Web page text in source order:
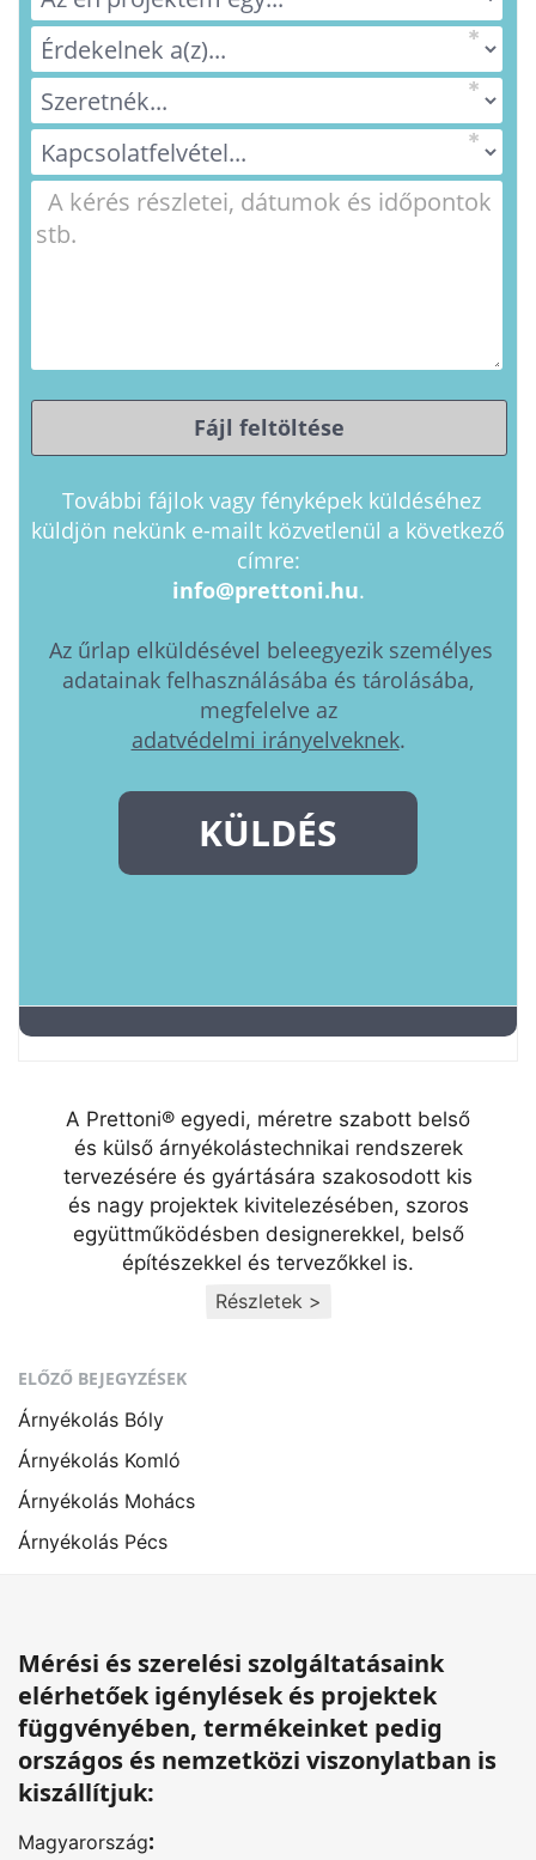
A Prettoni® egyedi, méretre szabott belső
és külső árnyékolástechnikai rendszerek
tervezésére és gyártására szakosodott kis
és nagy projektek kivitelezésében, szoros
együttműködésben designerekkel, belső
építészekkel és tervezőkkel is.
Részletek >
ELŐZŐ BEJEGYZÉSEK
Árnyékolás Bóly
Árnyékolás Komló
Árnyékolás Mohács
Árnyékolás Pécs
Mérési és szerelési szolgáltatásaink
elérhetőek igénylések és projektek
függvényében, termékeinket pedig
országos és nemzetközi viszonylatban is
kiszállítjuk:
Magyarország: